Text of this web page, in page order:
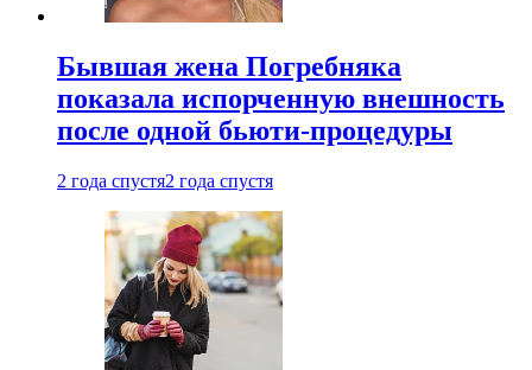
Бывшая жена Погребняка
показала испорченную внешность
после одной бьюти-процедуры
2 года спустя2 года спустя